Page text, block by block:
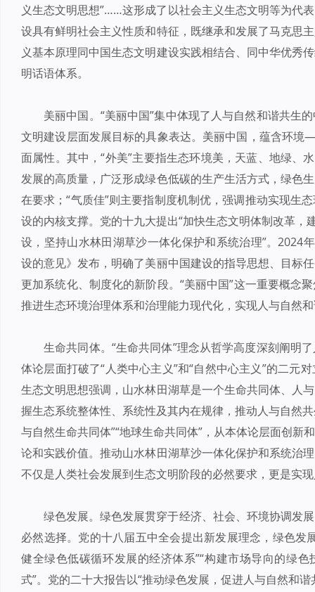
义生态文明思想”……这形成了以社会主义生态文明等为代
设具有鲜明社会主义性质和特征，既继承和发展了马克思
义基本原理同中国生态文明建设实践相结合、同中华优秀
明话语体系。
美丽中国。“美丽中国”集中体现了人与自然和谐共生
文明建设层面发展目标的具象表达。美丽中国，蕴含环
面属性。其中，“外美”主要指生态环境美，天蓝、地绿、
发展的高质量，广泛形成绿色低碳的生产生活方式，绿色
在要求；“气质佳”则主要指制度机制优，强调推动实现生
设的内核支撑。党的十九大提出“加快生态文明体制改革，
设，坚持山水林田湖草沙一体化保护和系统治理”。2024
设的意见》发布，明确了美丽中国建设的指导思想、目标
更加系统化、制度化的新阶段。“美丽中国”这一重要概念
推进生态环境治理体系和治理能力现代化，实现人与自然
生命共同体。“生命共同体”理念从哲学高度深刻阐明
体论层面打破了“人类中心主义”和“自然中心主义”的二元
生态文明思想强调，山水林田湖草是一个生命共同体、人
握生态系统整体性、系统性及其内在规律，推动人与自然
与自然生命共同体”“地球生命共同体”，从本体论层面创
论和实践价值。推动山水林田湖草沙一体化保护和系统治
不仅是人类社会发展到生态文明阶段的必然要求，更是实
绿色发展。绿色发展贯穿于经济、社会、环境协调发
必然选择。党的十八届五中全会提出新发展理念，绿色发
健全绿色低碳循环发展的经济体系”“构建市场导向的绿
式”。党的二十大报告以“推动绿色发展，促进人与自然和